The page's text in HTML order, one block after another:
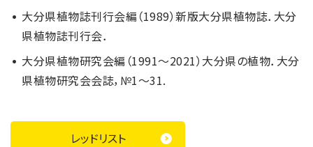
大分県植物誌刊行会編（1989）新版大分県植物誌．大分
県植物誌刊行会．
大分県植物研究会編（1991～2021）大分県の植物．大分
県植物研究会会誌，№1～31.
レッドリスト